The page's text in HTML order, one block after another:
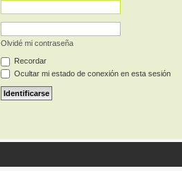
Olvidé mi contraseña
Recordar
Ocultar mi estado de conexión en esta sesión